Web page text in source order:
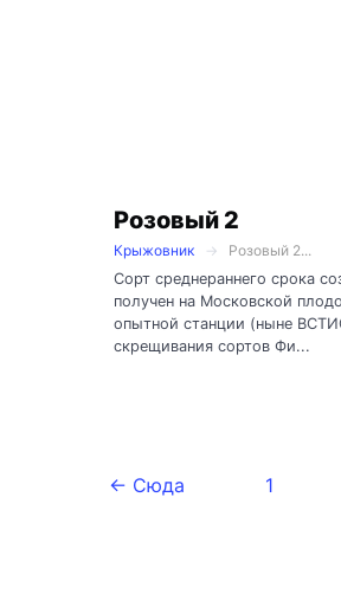
Розовый 2
Крыжовник
Розовый 2...
Сорт среднераннего срока
получен на Московской
опытной станции (ныне
скрещивания сортов Фи...
← Сюда 1